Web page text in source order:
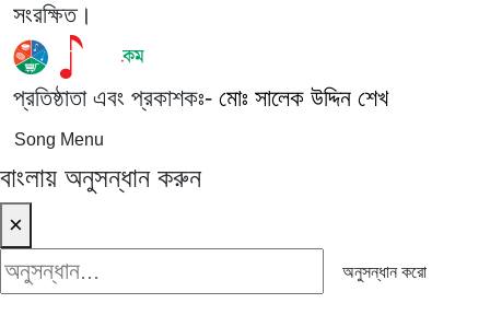
সংরক্ষিত।
প্রতিষ্ঠাতা এবং প্রকাশকঃ- মোঃ সালেক উদ্দিন শেখ
Song Menu
বাংলায় অনুসন্ধান করুন
×
অনুসন্ধান করো
অনুসন্ধান করো